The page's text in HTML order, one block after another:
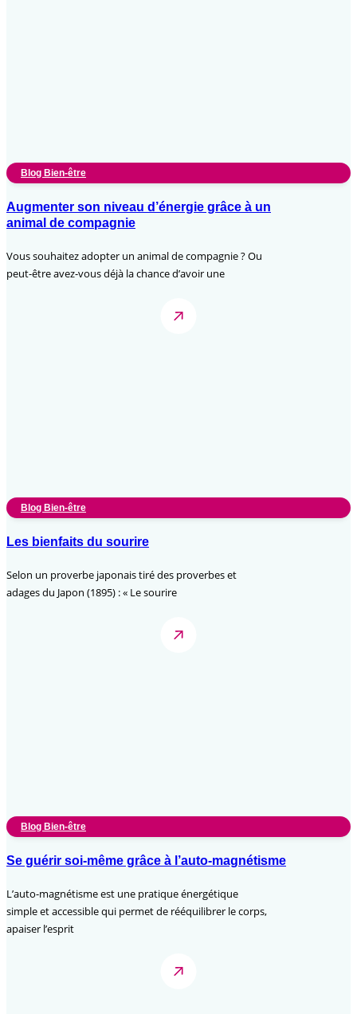
Blog Bien-être
Augmenter son niveau d’énergie grâce à un
animal de compagnie
Vous souhaitez adopter un animal de compagnie ? Ou
peut-être avez-vous déjà la chance d’avoir une
Blog Bien-être
Les bienfaits du sourire
Selon un proverbe japonais tiré des proverbes et
adages du Japon (1895) : « Le sourire
Blog Bien-être
Se guérir soi-même grâce à l’auto-magnétisme
L’auto-magnétisme est une pratique énergétique
simple et accessible qui permet de rééquilibrer le corps,
apaiser l’esprit